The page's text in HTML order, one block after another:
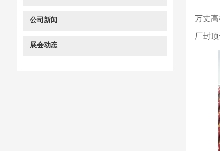
万丈
厂封
公司新闻
展会动态